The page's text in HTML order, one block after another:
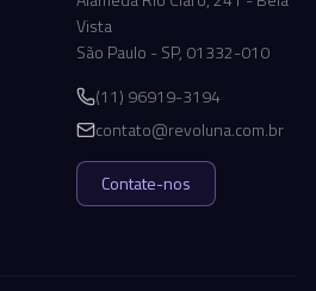
Vista
São Paulo - SP, 01332-010
(11) 96919-3194
contato@revoluna.com.br
Contate-nos